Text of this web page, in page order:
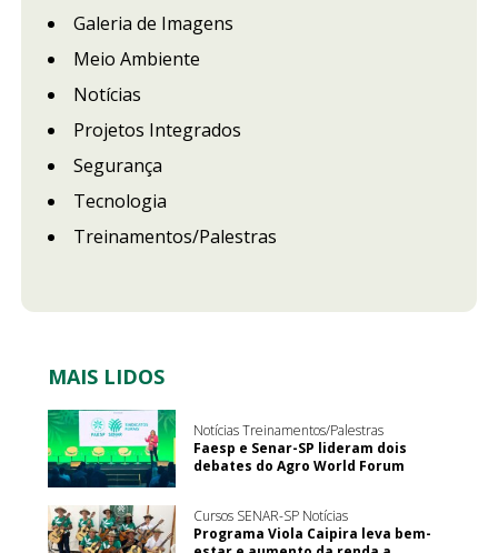
Galeria de Imagens
Meio Ambiente
Notícias
Projetos Integrados
Segurança
Tecnologia
Treinamentos/Palestras
MAIS LIDOS
Notícias Treinamentos/Palestras
Faesp e Senar-SP lideram dois
debates do Agro World Forum
Cursos SENAR-SP Notícias
Programa Viola Caipira leva bem-